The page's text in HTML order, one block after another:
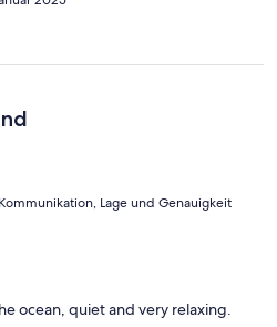
Lage und Genauigkeit
ocean, quiet and very relaxing.